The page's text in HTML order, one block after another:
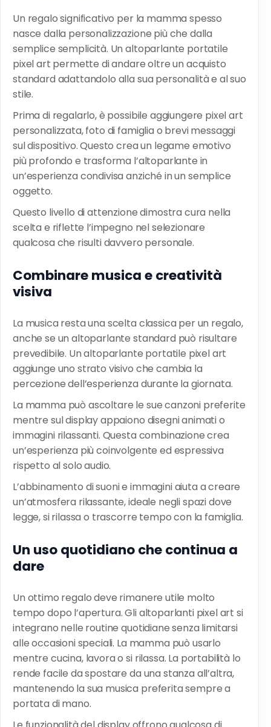
Un regalo significativo per la mamma spesso
nasce dalla personalizzazione più che dalla
semplice semplicità. Un altoparlante portatile
pixel art permette di andare oltre un acquisto
standard adattandolo alla sua personalità e al suo
stile.
Prima di regalarlo, è possibile aggiungere pixel art
personalizzata, foto di famiglia o brevi messaggi
sul dispositivo. Questo crea un legame emotivo
più profondo e trasforma l’altoparlante in
un’esperienza condivisa anziché in un semplice
oggetto.
Questo livello di attenzione dimostra cura nella
scelta e riflette l’impegno nel selezionare
qualcosa che risulti davvero personale.
Combinare musica e creatività
visiva
La musica resta una scelta classica per un regalo,
anche se un altoparlante standard può risultare
prevedibile. Un altoparlante portatile pixel art
aggiunge uno strato visivo che cambia la
percezione dell’esperienza durante la giornata.
La mamma può ascoltare le sue canzoni preferite
mentre sul display appaiono disegni animati o
immagini rilassanti. Questa combinazione crea
un’esperienza più coinvolgente ed espressiva
rispetto al solo audio.
L’abbinamento di suoni e immagini aiuta a creare
un’atmosfera rilassante, ideale negli spazi dove
legge, si rilassa o trascorre tempo con la famiglia.
Un uso quotidiano che continua a
dare
Un ottimo regalo deve rimanere utile molto
tempo dopo l’apertura. Gli altoparlanti pixel art si
integrano nelle routine quotidiane senza limitarsi
alle occasioni speciali. La mamma può usarlo
mentre cucina, lavora o si rilassa. La portabilità lo
rende facile da spostare da una stanza all’altra,
mantenendo la sua musica preferita sempre a
portata di mano.